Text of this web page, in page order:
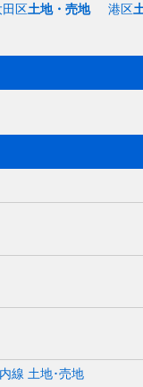
田区土地・売地 港区
線 土地･売地